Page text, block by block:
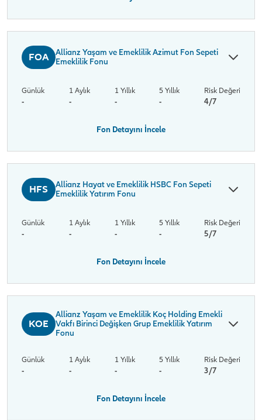
FOA
Allianz Yaşam ve Emeklilik Azimut Fon Sepeti
Emeklilik Fonu
Günlük
-
1 Aylık
-
1 Yıllık
-
5 Yıllık
-
Risk Değeri
4/7
Fon Detayını İncele
HFS
Allianz Hayat ve Emeklilik HSBC Fon Sepeti
Emeklilik Yatırım Fonu
Günlük
-
1 Aylık
-
1 Yıllık
-
5 Yıllık
-
Risk Değeri
5/7
Fon Detayını İncele
KOE
Allianz Yaşam ve Emeklilik Koç Holding Emekli
Vakfı Birinci Değişken Grup Emeklilik Yatırım
Fonu
Günlük
-
1 Aylık
-
1 Yıllık
-
5 Yıllık
-
Risk Değeri
3/7
Fon Detayını İncele